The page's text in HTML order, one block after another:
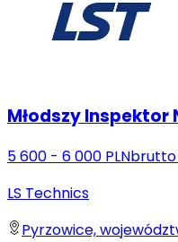
Młodszy Inspektor
5 600 - 6 000 PLNbrutto
LS Technics
Pyrzowice,